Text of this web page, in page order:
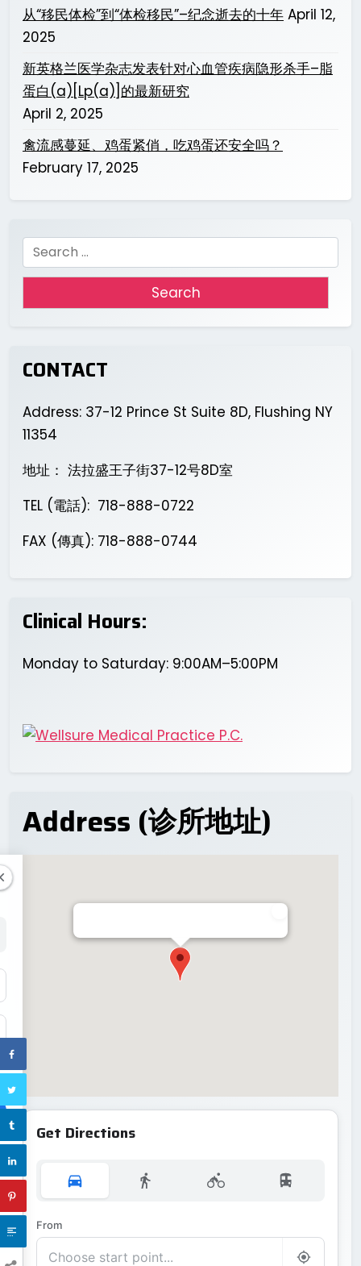
从“移民体检”到“体检移民”–纪念逝去的十年 April 12,
2025
新英格兰医学杂志发表针对心血管疾病隐形杀手–脂
蛋白(a)[Lp(a)]的最新研究
April 2, 2025
禽流感蔓延、鸡蛋紧俏，吃鸡蛋还安全吗？
February 17, 2025
Search
for:
CONTACT
Address: 37-12 Prince St Suite 8D, Flushing NY
11354
地址： 法拉盛王子街37-12号8D室
TEL (電話): 718-888-0722
FAX (傳真): 718-888-0744
Clinical Hours:
Monday to Saturday: 9:00AM–5:00PM
Address (诊所地址)
Get Directions
From